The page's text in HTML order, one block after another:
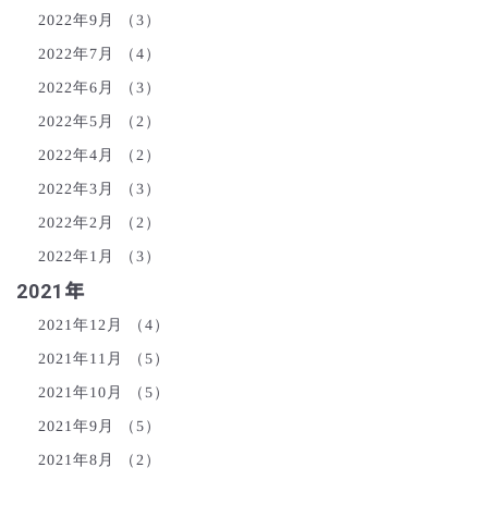
2022年9月 （3）
2022年7月 （4）
2022年6月 （3）
2022年5月 （2）
2022年4月 （2）
2022年3月 （3）
2022年2月 （2）
2022年1月 （3）
2021年
2021年12月 （4）
2021年11月 （5）
2021年10月 （5）
2021年9月 （5）
2021年8月 （2）